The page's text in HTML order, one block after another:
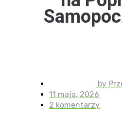
by
11 maja, 2026
2 komentarzy